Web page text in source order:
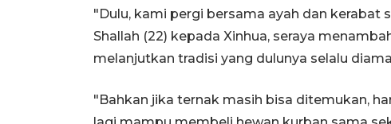
"Dulu, kami pergi bersama ayah dan kerabat
Shallah (22) kepada Xinhua, seraya
melanjutkan tradisi yang dulunya selalu
"Bahkan jika ternak masih bisa ditemukan,